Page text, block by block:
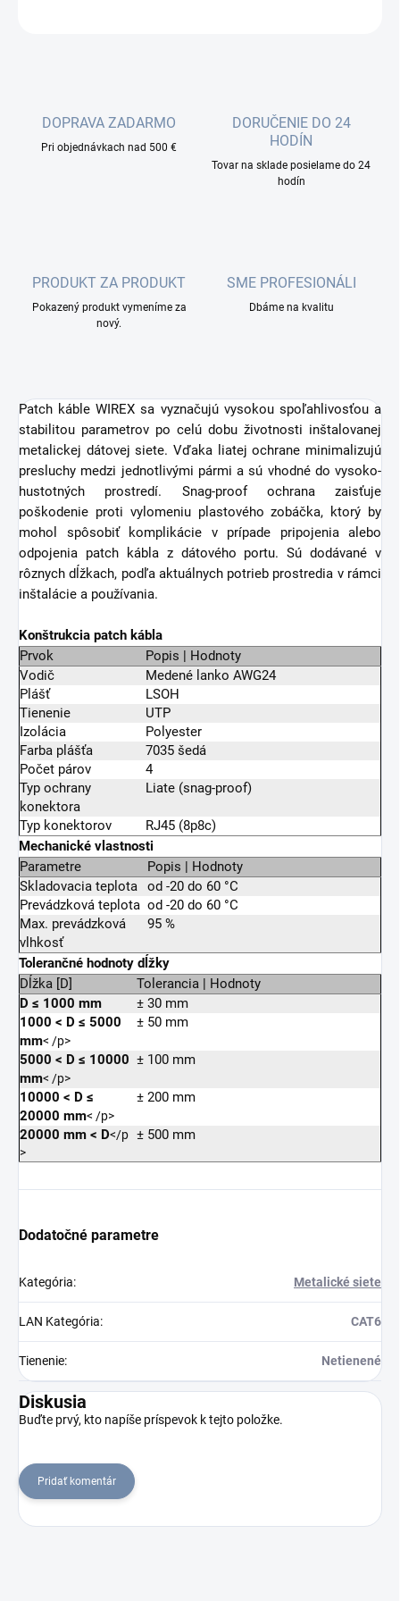
DOPRAVA ZADARMO
Pri objednávkach nad 500 €
DORUČENIE DO 24
HODÍN
Tovar na sklade posielame do 24
hodín
PRODUKT ZA PRODUKT
Pokazený produkt vymeníme za
nový.
SME PROFESIONÁLI
Dbáme na kvalitu
Patch káble WIREX sa vyznačujú vysokou spoľahlivosťou a
stabilitou parametrov po celú dobu životnosti inštalovanej
metalickej dátovej siete. Vďaka liatej ochrane minimalizujú
presluchy medzi jednotlivými pármi a sú vhodné do vysoko-
hustotných prostredí. Snag-proof ochrana zaisťuje
poškodenie proti vylomeniu plastového zobáčka, ktorý by
mohol spôsobiť komplikácie v prípade pripojenia alebo
odpojenia patch kábla z dátového portu. Sú dodávané v
rôznych dĺžkach, podľa aktuálnych potrieb prostredia v rámci
inštalácie a používania.
Konštrukcia patch kábla
Prvok
Popis | Hodnoty
Vodič
Medené lanko AWG24
Plášť
LSOH
Tienenie
UTP
Izolácia
Polyester
Farba plášťa
7035 šedá
Počet párov
4
Typ ochrany
konektora
Liate (snag-proof)
Typ konektorov
RJ45 (8p8c)
Mechanické vlastnosti
Parametre
Popis | Hodnoty
Skladovacia teplota
od -20 do 60 °C
Prevádzková teplota od -20 do 60 °C
Max. prevádzková
vlhkosť
95 %
Tolerančné hodnoty dĺžky
Dĺžka [D]
Tolerancia | Hodnoty
D ≤ 1000 mm
± 30 mm
1000 < D ≤ 5000
mm< /p>
± 50 mm
5000 < D ≤ 10000
mm< /p>
± 100 mm
10000 < D ≤
20000 mm< /p>
± 200 mm
20000 mm < D</p
>
± 500 mm
Dodatočné parametre
Kategória: Metalické siete
LAN Kategória: CAT6
Tienenie: Netienené
Diskusia
Buďte prvý, kto napíše príspevok k tejto položke.
Pridať komentár